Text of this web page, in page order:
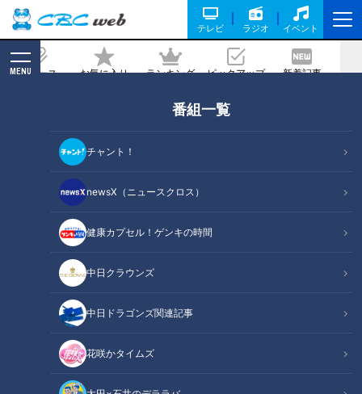
テレビ ラジオ イベント
ニュース お気に入り ランキング ピックアップ 新着記事
MENU
番組一覧
チャント！
newsX（ニュースクロス）
健康カプセル！ゲンキの時間
中日クラウンズ
中日ドラゴンズ関連記事
花咲かタイムズ
大島洋平、２０００安打達成の礎となっ
た恩師の指導と打撃の極意を語る
2023/08/28 17:02